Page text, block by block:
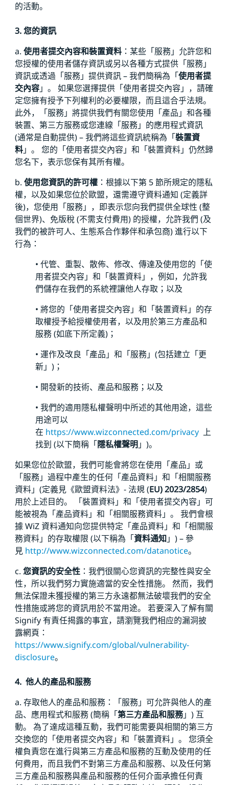
的活動。
3. 您的資訊
a. 使用者提交內容和裝置資料：某些「服務」允許您和
您授權的使用者儲存資訊或另以各種方式提供「服務」
資訊或透過「服務」提供資訊 – 我們簡稱為「使用者提
交內容」。 如果您選擇提供「使用者提交內容」，請確
定您擁有授予下列權利的必要權限，而且這合乎法規。
此外，「服務」將提供我們有關您使用「產品」和各種
裝置、第三方服務或您連線「服務」的應用程式資訊
(通常是自動提供) – 我們將這些資訊統稱為「裝置資
料」。 您的「使用者提交內容」和「裝置資料」仍然歸
您名下，表示您保有其所有權。
b. 使用您資訊的許可權：根據以下第 5 節所規定的隱私
權，以及如果您位於歐盟，還需遵守資料通知 (定義詳
後)，您使用「服務」，即表示您向我們提供全球性 (整
個世界)、免版稅 (不需支付費用) 的授權，允許我們 (及
我們的被許可人、生態系合作夥伴和承包商) 進行以下
行為：
• 代管、重製、散佈、修改、傳達及使用您的「使
用者提交內容」和「裝置資料」，例如，允許我
們儲存在我們的系統裡讓他人存取；以及
• 將您的「使用者提交內容」和「裝置資料」的存
取權授予給授權使用者，以及用於第三方產品和
服務 (如底下所定義)；
• 運作及改良「產品」和「服務」(包括建立「更
新」)；
• 開發新的技術、產品和服務；以及
• 我們的適用隱私權聲明中所述的其他用途，這些
用途可以
在 https://www.wizconnected.com/privacy上
找到 (以下簡稱「隱私權聲明」)。
如果您位於歐盟，我們可能會將您在使用「產品」或
「服務」過程中產生的任何「產品資料」和「相關服務
資料」(定義見《歐盟資料法》- 法規 (EU) 2023/2854)
用於上述目的。 「裝置資料」和「使用者提交內容」可
能被視為「產品資料」和「相關服務資料」。 我們會根
據 WiZ 資料通知向您提供特定「產品資料」和「相關服
務資料」的存取權限 (以下稱為「資料通知」) – 參
見 http://www.wizconnected.com/datanotice。
c. 您資訊的安全性：我們很關心您資訊的完整性與安全
性，所以我們努力實施適當的安全性措施。 然而，我們
無法保證未獲授權的第三方永遠都無法破壞我們的安全
性措施或將您的資訊用於不當用途。 若要深入了解有關
Signify 有責任揭露的事宜，請瀏覽我們相应的漏洞披
露網頁：
https://www.signify.com/global/vulnerability-
disclosure。
4. 他人的產品和服務
a. 存取他人的產品和服務：「服務」可允許與他人的產
品、應用程式和服務 (簡稱「第三方產品和服務」) 互
動。 為了達成這種互動，我們可能需要與相關的第三方
交換您的「使用者提交內容」和「裝置資料」。 您須全
權負責您在進行與第三方產品和服務的互動及使用的任
何費用，而且我們不對第三方產品和服務、以及任何第
三方產品和服務與產品和服務的任何介面承擔任何責